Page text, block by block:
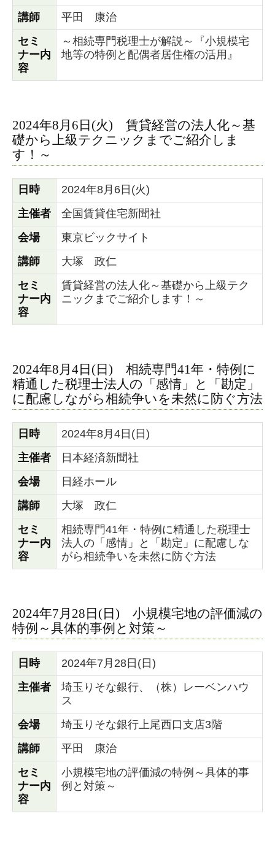
講師
平田 康治
セミ
ナー内
容
～相続専門税理士が解説～『小規模宅
地等の特例と配偶者居住権の活用』
2024年8月6日(火) 賃貸経営の法人化～基
礎から上級テクニックまでご紹介しま
す！～
日時
2024年8月6日(火)
主催者
全国賃貸住宅新聞社
会場
東京ビックサイト
講師
大塚 政仁
セミ
ナー内
容
賃貸経営の法人化～基礎から上級テク
ニックまでご紹介します！～
2024年8月4日(日) 相続専門41年・特例に
精通した税理士法人の 「感情」と「勘定」
に配慮しながら 相続争いを未然に防ぐ方法
日時
2024年8月4日(日)
主催者
日本経済新聞社
会場
日経ホール
講師
大塚 政仁
セミ
ナー内
容
相続専門41年・特例に精通した税理士
法人の 「感情」と「勘定」に配慮しな
がら 相続争いを未然に防ぐ方法
2024年7月28日(日) 小規模宅地の評価減の
特例～具体的事例と対策～
日時
2024年7月28日(日)
主催者
埼玉りそな銀行、（株）レーベンハウ
ス
会場
埼玉りそな銀行上尾西口支店3階
講師
平田 康治
セミ
ナー内
容
小規模宅地の評価減の特例～具体的事
例と対策～